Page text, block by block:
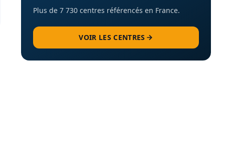
Plus de 7 730 centres référencés en France.
VOIR LES CENTRES